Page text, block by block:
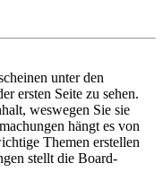
unter den
ersten Seite zu sehen.
weswegen Sie sie
hängt es von
Themen erstellen
stellt die Board-